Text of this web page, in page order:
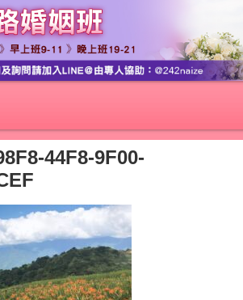
44F8-9F00-